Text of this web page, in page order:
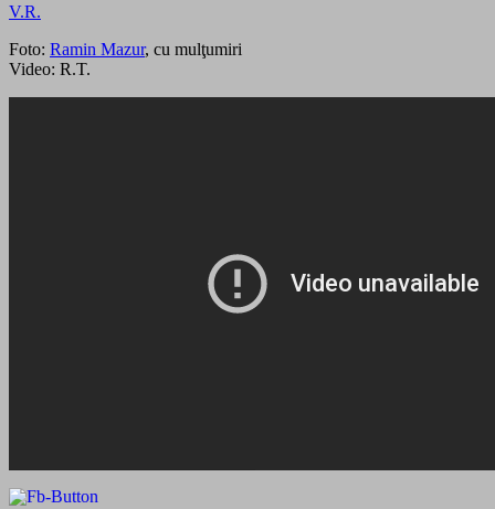
V.R.
Foto: Ramin Mazur, cu mulţumiri
Video: R.T.